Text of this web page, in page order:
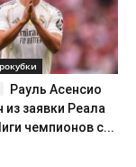
Рауль Асенсио
из заявки Реала
чемпионов с...